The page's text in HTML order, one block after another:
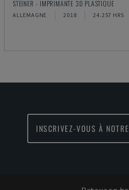
STEINER - IMPRIMANTE 3D PLASTIQUE
ALLEMAGNE 2018 24.257 HRS
INSCRIVEZ-VOUS À